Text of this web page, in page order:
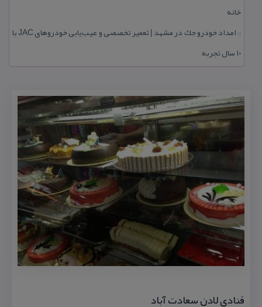
خانه
::
امداد خودرو جك در مشهد | تعمیر تخصصی و عیب‌یابی خودروهای JAC با
۱۰ سال تجربه
قنادی لادن سعادت آباد